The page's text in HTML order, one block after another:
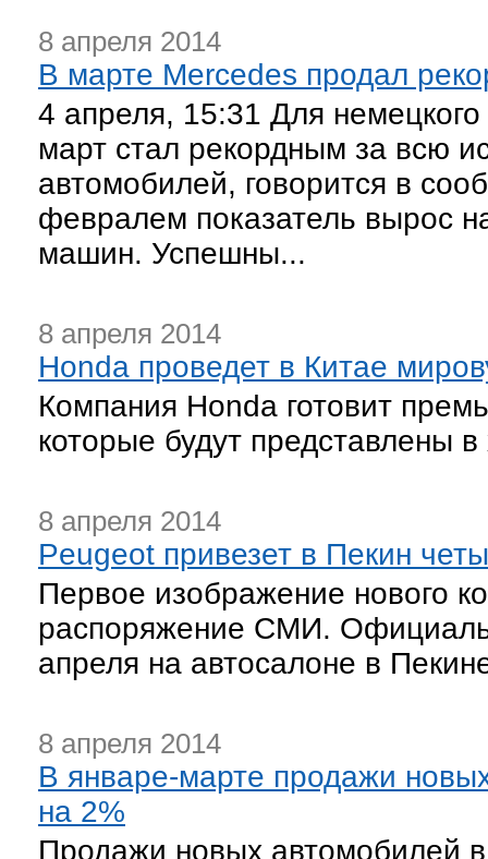
8 апреля 2014
В марте Mercedes продал
4 апреля, 15:31 Для
март стал рекордным за всю
автомобилей, говорится в
февралем показатель вырос
машин. Успешны...
8 апреля 2014
Honda проведет в Китае
Компания Honda готовит
которые будут представлены
8 апреля 2014
Peugeot привезет в Пекин
Первое изображение нового
распоряжение СМИ.
апреля на автосалоне в
8 апреля 2014
В январе-марте продажи
на 2%
Продажи новых автомобилей